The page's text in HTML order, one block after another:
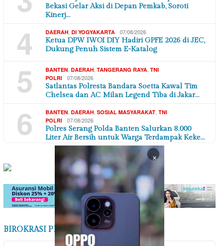
Bekasi Gelar Aksi di Depan Pemkab, Soroti
Kinerj…
4 DAERAH DI YOGYAKARTA 07/08/2026
Ketua DPW IWOI DIY Hadiri GPFE 2026 di JEC,
Dukung Penuh Sistem E-Katalog
5 BANTEN DAERAH TANGERANG RAYA TNI
POLRI
07/08/2026
Satlantas Polresta Bandara Soetta Kawal Tim
Chelsea dan AC Milan Legend Tiba di Jakar…
6 BANTEN DAERAH SOSIAL MASYARAKAT TNI
POLRI
07/08/2026
Polres Serang Polda Banten Salurkan 8.000
Liter Air Bersih untuk Warga Terdampak Keke…
BIROKRASI PEMERINTAHAN
×